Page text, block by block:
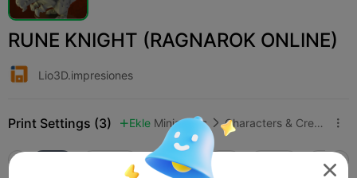
RUNE KNIGHT (RAGNAROK ONLINE)
Lio3D.impresiones
Print Settings (3)  Ekle Miniatures  Characters & Creatures 
K2 Pro
